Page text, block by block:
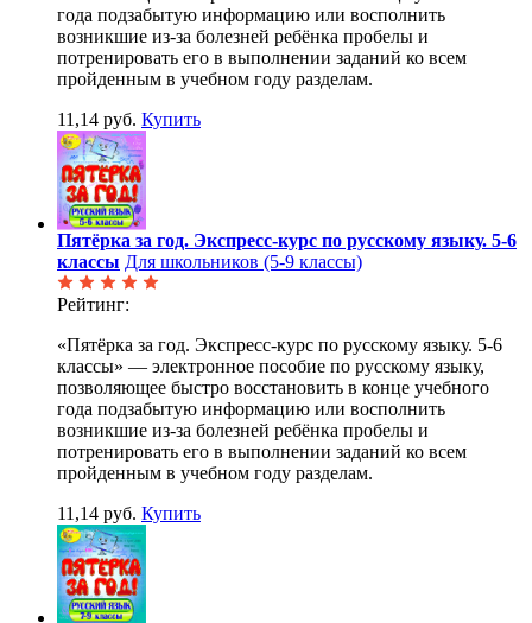
года подзабытую информацию или восполнить
возникшие из-за болезней ребёнка пробелы и
потренировать его в выполнении заданий ко всем
пройденным в учебном году разделам.
11,14 руб. Купить
Пятёрка за год. Экспресс-курс по русскому языку. 5-6
классы Для школьников (5-9 классы)
Рейтинг:
«Пятёрка за год. Экспресс-курс по русскому языку. 5-6
классы» — электронное пособие по русскому языку,
позволяющее быстро восстановить в конце учебного
года подзабытую информацию или восполнить
возникшие из-за болезней ребёнка пробелы и
потренировать его в выполнении заданий ко всем
пройденным в учебном году разделам.
11,14 руб. Купить